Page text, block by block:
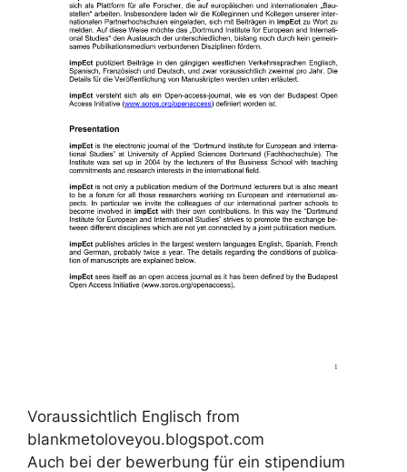
Voraussichtlich Englisch from
blankmetoloveyou.blogspot.com
Auch bei der bewerbung für ein stipendium